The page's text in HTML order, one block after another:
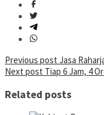
Post
navigation
Previous post Jasa
Next post Tiap 6 Jam, 4
Related posts